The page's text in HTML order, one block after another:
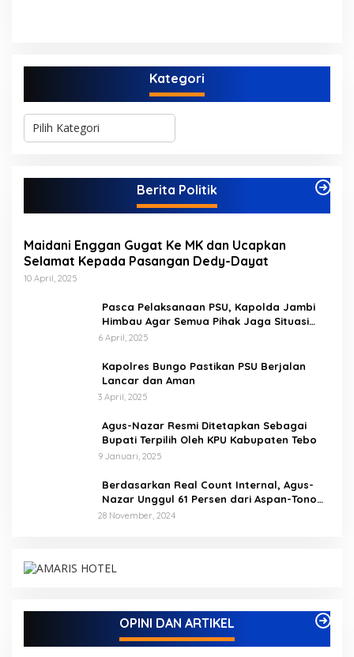
Kategori
K
g
Berita Politik
Maidani Enggan Gugat Ke MK dan Ucapkan
Selamat Kepada Pasangan Dedy-Dayat
10 April, 2025
Pasca Pelaksanaan PSU, Kapolda Jambi
Himbau Agar Semua Pihak Jaga Situasi
Kamtibmas
6 April, 2025
Kapolres Bungo Pastikan PSU Berjalan
Lancar dan Aman
3 April, 2025
Agus-Nazar Resmi Ditetapkan Sebagai
Bupati Terpilih Oleh KPU Kabupaten Tebo
9 Januari, 2025
Berdasarkan Real Count Internal, Agus-
Nazar Unggul 61 Persen dari Aspan-Tono
Hanya 39 Persen
28 November, 2024
OPINI DAN ARTIKEL
Berbasis Digital di Desa Suka Jaya
Di ADVETORIAL, BISNIS, BUNGO, DAERAH, INFORMASI, OPINI DAN
ARTIKEL, PEMERINTAHAN, PENDIDIKAN, PERISTIWA